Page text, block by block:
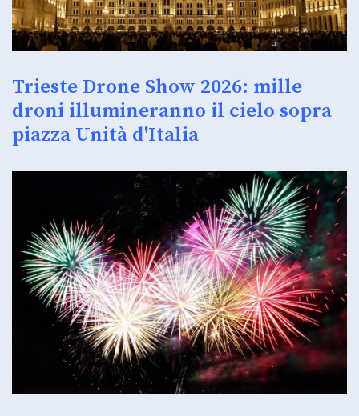
Trieste Drone Show 2026: mille
droni illumineranno il cielo sopra
piazza Unità d'Italia